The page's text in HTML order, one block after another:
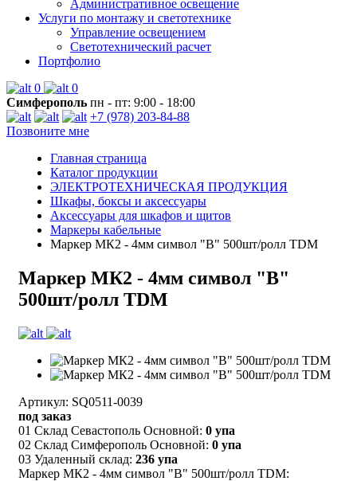
Административное освещение
Услуги по монтажу и светотехнике
Управление освещением
Светотехнический расчет
Портфолио
0
0
Симферополь пн - пт: 9:00 - 18:00
+7 (978) 203-84-88
Позвоните мне
Главная страница
Каталог продукции
ЭЛЕКТРОТЕХНИЧЕСКАЯ ПРОДУКЦИЯ
Шкафы, боксы и аксессуары
Аксессуары для шкафов и щитов
Маркеры кабельные
Маркер МК2 - 4мм символ "В" 500шт/ролл TDM
Маркер МК2 - 4мм символ "В"
500шт/ролл TDM
Артикул: SQ0511-0039
под заказ
01 Склад Севастополь Основной: 0 упа
02 Склад Симферополь Основной: 0 упа
03 Удаленный склад: 236 упа
Маркер МК2 - 4мм символ "В" 500шт/ролл TDM: